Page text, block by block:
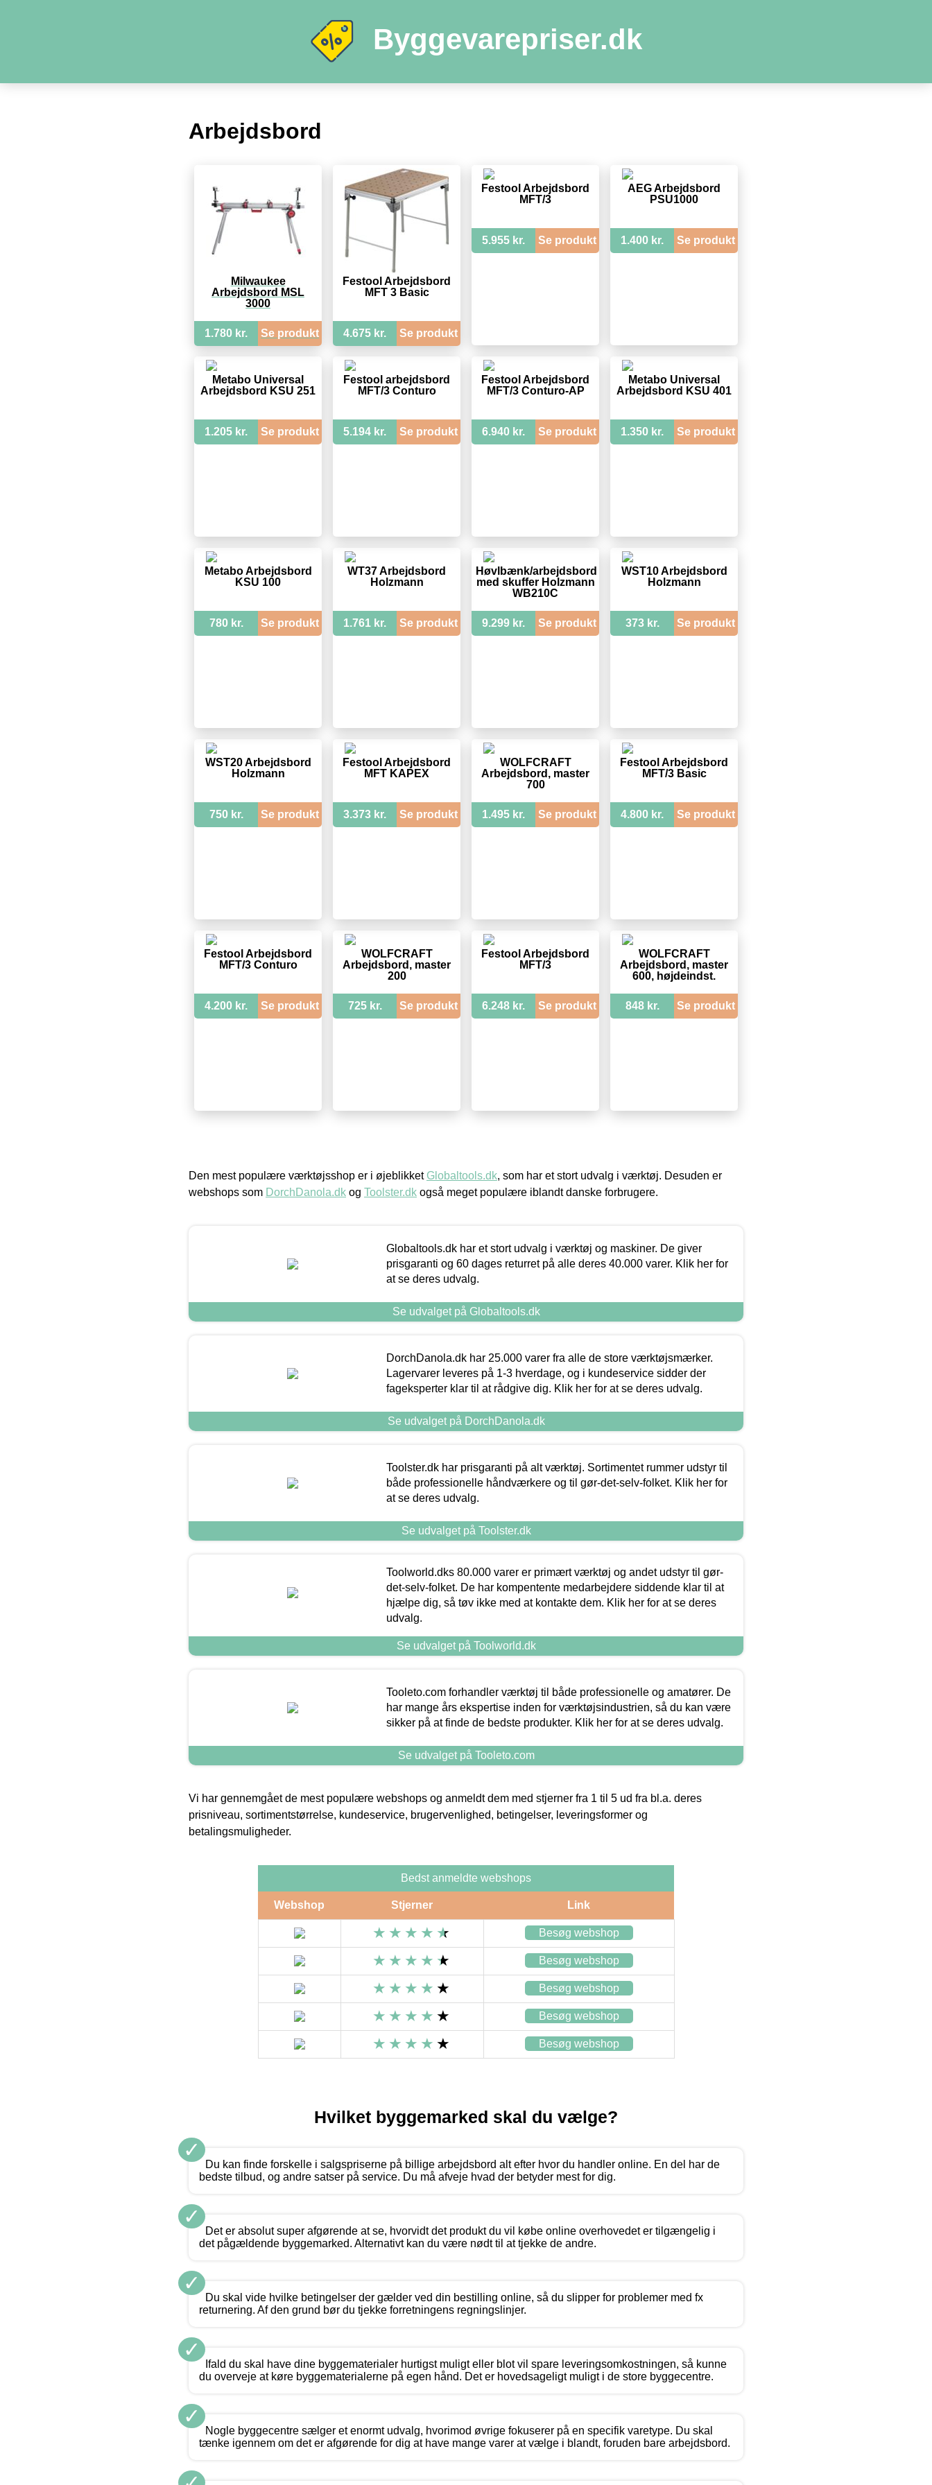
Byggevarepriser.dk
Arbejdsbord
Milwaukee
Arbejdsbord MSL
3000
1.780 kr. Se produkt
Festool Arbejdsbord
MFT 3 Basic
4.675 kr. Se produkt
Festool Arbejdsbord
MFT/3
5.955 kr. Se produkt
AEG Arbejdsbord
PSU1000
1.400 kr. Se produkt
Metabo Universal
Arbejdsbord KSU 251
1.205 kr. Se produkt
Festool arbejdsbord
MFT/3 Conturo
5.194 kr. Se produkt
Festool Arbejdsbord
MFT/3 Conturo-AP
6.940 kr. Se produkt
Metabo Universal
Arbejdsbord KSU 401
1.350 kr. Se produkt
Metabo Arbejdsbord
KSU 100
780 kr. Se produkt
WT37 Arbejdsbord
Holzmann
1.761 kr. Se produkt
Høvlbænk/arbejdsbord
med skuffer Holzmann
WB210C
9.299 kr. Se produkt
WST10 Arbejdsbord
Holzmann
373 kr. Se produkt
WST20 Arbejdsbord
Holzmann
750 kr. Se produkt
Festool Arbejdsbord
MFT KAPEX
3.373 kr. Se produkt
WOLFCRAFT
Arbejdsbord, master
700
1.495 kr. Se produkt
Festool Arbejdsbord
MFT/3 Basic
4.800 kr. Se produkt
Festool Arbejdsbord
MFT/3 Conturo
4.200 kr. Se produkt
WOLFCRAFT
Arbejdsbord, master
200
725 kr. Se produkt
Festool Arbejdsbord
MFT/3
6.248 kr. Se produkt
WOLFCRAFT
Arbejdsbord, master
600, højdeindst.
848 kr. Se produkt
Den mest populære værktøjsshop er i øjeblikket Globaltools.dk, som har et stort udvalg i værktøj. Desuden er
webshops som DorchDanola.dk og Toolster.dk også meget populære iblandt danske forbrugere.
Globaltools.dk har et stort udvalg i værktøj og maskiner. De giver
prisgaranti og 60 dages returret på alle deres 40.000 varer. Klik her for
at se deres udvalg.
Se udvalget på Globaltools.dk
DorchDanola.dk har 25.000 varer fra alle de store værktøjsmærker.
Lagervarer leveres på 1-3 hverdage, og i kundeservice sidder der
fageksperter klar til at rådgive dig. Klik her for at se deres udvalg.
Se udvalget på DorchDanola.dk
Toolster.dk har prisgaranti på alt værktøj. Sortimentet rummer udstyr til
både professionelle håndværkere og til gør-det-selv-folket. Klik her for
at se deres udvalg.
Se udvalget på Toolster.dk
Toolworld.dks 80.000 varer er primært værktøj og andet udstyr til gør-
det-selv-folket. De har kompentente medarbejdere siddende klar til at
hjælpe dig, så tøv ikke med at kontakte dem. Klik her for at se deres
udvalg.
Se udvalget på Toolworld.dk
Tooleto.com forhandler værktøj til både professionelle og amatører. De
har mange års ekspertise inden for værktøjsindustrien, så du kan være
sikker på at finde de bedste produkter. Klik her for at se deres udvalg.
Se udvalget på Tooleto.com
Vi har gennemgået de mest populære webshops og anmeldt dem med stjerner fra 1 til 5 ud fra bl.a. deres
prisniveau, sortimentstørrelse, kundeservice, brugervenlighed, betingelser, leveringsformer og
betalingsmuligheder.
Bedst anmeldte webshops
Webshop Stjerner Link
Besøg webshop
Besøg webshop
Besøg webshop
Besøg webshop
Besøg webshop
Hvilket byggemarked skal du vælge?
✓
Du kan finde forskelle i salgspriserne på billige arbejdsbord alt efter hvor du handler online. En del har de
bedste tilbud, og andre satser på service. Du må afveje hvad der betyder mest for dig.
✓
Det er absolut super afgørende at se, hvorvidt det produkt du vil købe online overhovedet er tilgængelig i
det pågældende byggemarked. Alternativt kan du være nødt til at tjekke de andre.
✓
Du skal vide hvilke betingelser der gælder ved din bestilling online, så du slipper for problemer med fx
returnering. Af den grund bør du tjekke forretningens regningslinjer.
✓
Ifald du skal have dine byggematerialer hurtigst muligt eller blot vil spare leveringsomkostningen, så kunne
du overveje at køre byggematerialerne på egen hånd. Det er hovedsageligt muligt i de store byggecentre.
✓
Nogle byggecentre sælger et enormt udvalg, hvorimod øvrige fokuserer på en specifik varetype. Du skal
tænke igennem om det er afgørende for dig at have mange varer at vælge i blandt, foruden bare arbejdsbord.